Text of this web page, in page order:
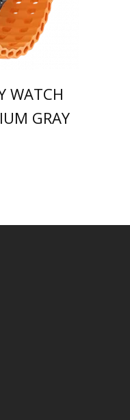
WATCH
GRAY